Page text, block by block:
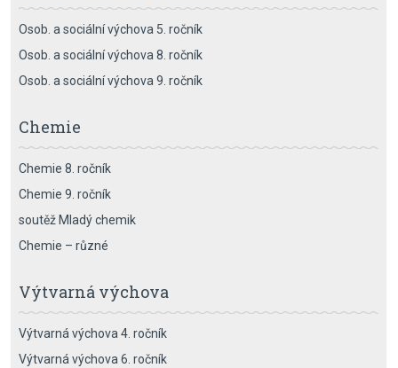
Osob. a sociální výchova 5. ročník
Osob. a sociální výchova 8. ročník
Osob. a sociální výchova 9. ročník
Chemie
Chemie 8. ročník
Chemie 9. ročník
soutěž Mladý chemik
Chemie – různé
Výtvarná výchova
Výtvarná výchova 4. ročník
Výtvarná výchova 6. ročník